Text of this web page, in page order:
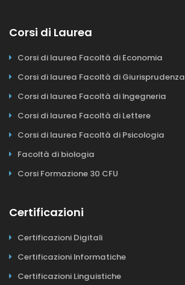
Corsi di Laurea
Corsi di laurea Facoltà di Economia
Corsi di laurea Facoltà di Giurisprudenza
Corsi di laurea Facoltà di Ingegneria
Corsi di laurea Facoltà di Lettere
Corsi di laurea Facoltà di Psicologia
Facoltà di biologia
Corsi Formazione 30 CFU
Certificazioni
Certificazioni Digitali
Certificazioni Informatiche
Certificazioni Linguistiche